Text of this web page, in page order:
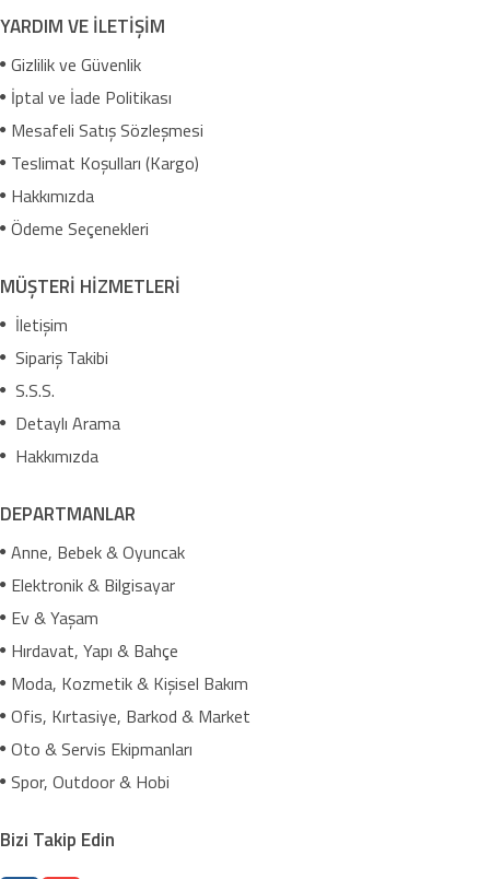
YARDIM VE İLETİŞİM
Gizlilik ve Güvenlik
İptal ve İade Politikası
Mesafeli Satış Sözleşmesi
Teslimat Koşulları (Kargo)
Hakkımızda
Ödeme Seçenekleri
MÜŞTERİ HİZMETLERİ
İletişim
Sipariş Takibi
S.S.S.
Detaylı Arama
Hakkımızda
DEPARTMANLAR
Anne, Bebek & Oyuncak
Elektronik & Bilgisayar
Ev & Yaşam
Hırdavat, Yapı & Bahçe
Moda, Kozmetik & Kişisel Bakım
Ofis, Kırtasiye, Barkod & Market
Oto & Servis Ekipmanları
Spor, Outdoor & Hobi
Bizi Takip Edin